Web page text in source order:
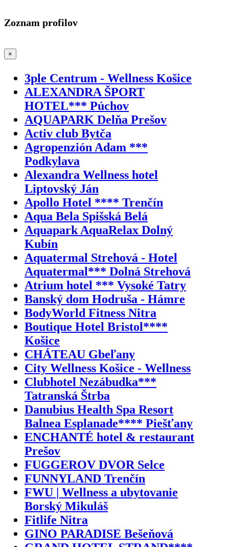
Zoznam profilov
×
3ple Centrum - Wellness Košice
ALEXANDRA ŠPORT
HOTEL*** Púchov
AQUAPARK Delňa Prešov
Activ club Bytča
Agropenzión Adam ***
Podkylava
Alexandra Wellness hotel
Liptovský Ján
Apollo Hotel **** Trenčín
Aqua Bela Spišská Belá
Aquapark AquaRelax Dolný
Kubín
Aquatermal Strehová - Hotel
Aquatermal*** Dolná Strehová
Atrium hotel *** Vysoké Tatry
Banský dom Hodruša - Hámre
BodyWorld Fitness Nitra
Boutique Hotel Bristol****
Košice
CHÁTEAU Gbeľany
City Wellness Košice - Wellness
Clubhotel Nezábudka***
Tatranská Štrba
Danubius Health Spa Resort
Balnea Esplanade**** Piešťany
ENCHANTÉ hotel & restaurant
Prešov
FUGGEROV DVOR Selce
FUNNYLAND Trenčín
FWU | Wellness a ubytovanie
Borský Mikuláš
Fitlife Nitra
GINO PARADISE Bešeňová